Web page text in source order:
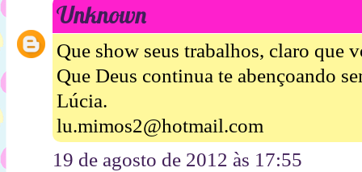
Unknown
Que show seus trabalhos, claro que
Que Deus continua te abençoando
Lúcia.
lu.mimos2@hotmail.com
19 de agosto de 2012 às 17:55